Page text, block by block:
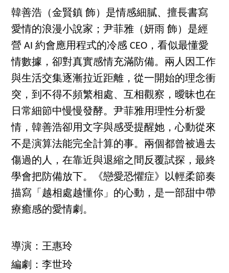
韓善浩（金賢鎮 飾）是情感細膩、擅長書寫
愛情的浪漫小說家；尹菲雅（妍雨 飾）是經
營 AI 約會應用程式的冷感 CEO，看似最懂愛
情數據，卻對真實感情充滿防備。兩人因工作
與生活交集逐漸拉近距離，從一開始的理念衝
突，到不得不頻繁相處、互相觀察，曖昧也在
日常細節中慢慢發酵。尹菲雅用理性分析愛
情，韓善浩卻用文字與感受提醒她，心動從來
不是演算法能完全計算的事。兩個都曾被過去
傷過的人，在靠近與退縮之間反覆試探，最終
學會把防備放下。《戀愛恐懼症》以輕柔節奏
描寫「越相處越懂你」的心動，是一部甜中帶
療癒感的愛情劇。
導演：王惠玲
編劇：李世玲